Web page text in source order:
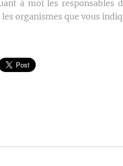
à moi les responsables
organismes que vous